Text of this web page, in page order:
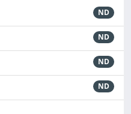
ND
ND
ND
ND